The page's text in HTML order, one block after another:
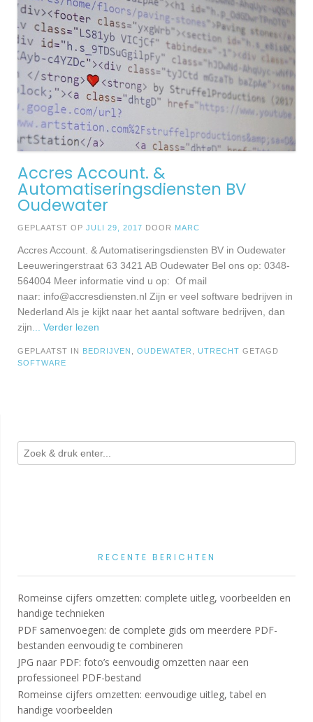
Accres Account. &
Automatiseringsdiensten BV
Oudewater
GEPLAATST OP JULI 29, 2017 DOOR MARC
Accres Account. & Automatiseringsdiensten BV in Oudewater
Leeuweringerstraat 63 3421 AB Oudewater Bel ons op: 0348-
564004 Meer informatie vind u op: Of mail
naar: info@accresdiensten.nl Zijn er veel software bedrijven in
Nederland Als je kijkt naar het aantal software bedrijven, dan
zijn ... Verder lezen
GEPLAATST IN BEDRIJVEN OUDEWATER UTRECHT GETAGD
SOFTWARE
RECENTE BERICHTEN
Romeinse cijfers omzetten: complete uitleg, voorbeelden en
handige technieken
PDF samenvoegen: de complete gids om meerdere PDF-
bestanden eenvoudig te combineren
JPG naar PDF: foto’s eenvoudig omzetten naar een
professioneel PDF-bestand
Romeinse cijfers omzetten: eenvoudige uitleg, tabel en
handige voorbeelden